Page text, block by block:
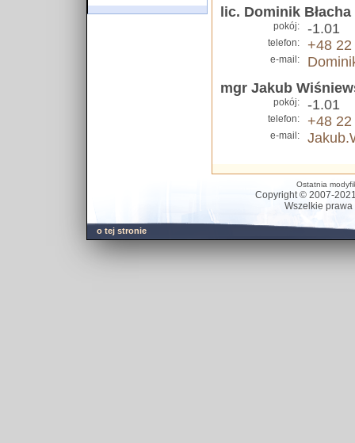
lic. Dominik Błacha
pokój: -1.01
telefon: +48
e-mail:
mgr Jakub
pokój: -1.01
telefon: +48
e-mail:
Ostatnia
Copyright © 2007-
Wszelkie prawa
o tej stronie